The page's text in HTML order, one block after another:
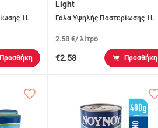
1L
Προσθήκη
Light
Γάλα Υψηλής Παστερίωσης 1L
2.58 €/ λίτρο
€2.58 Προσθήκη